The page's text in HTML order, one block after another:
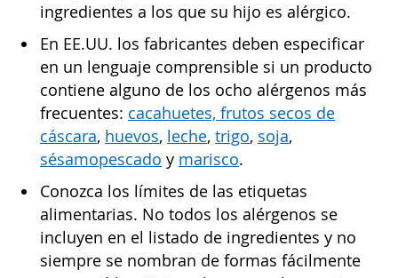
ingredientes a los que su hijo es alérgico.
En EE.UU. los fabricantes deben especificar
en un lenguaje comprensible si un producto
contiene alguno de los ocho alérgenos más
frecuentes: cacahuetes, frutos secos de
cáscara, huevos, leche, trigo, soja,
sésamopescado y marisco.
Conozca los límites de las etiquetas
alimentarias. No todos los alérgenos se
incluyen en el listado de ingredientes y no
siempre se nombran de formas fácilmente